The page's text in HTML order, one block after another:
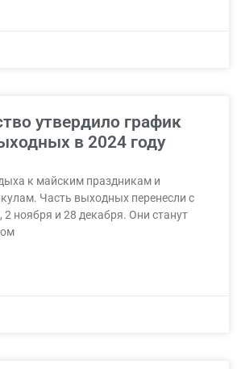
утвердило график
в 2024 году
к майским праздникам и
Часть выходных перенесли с
2 ноября и 28 декабря. Они станут